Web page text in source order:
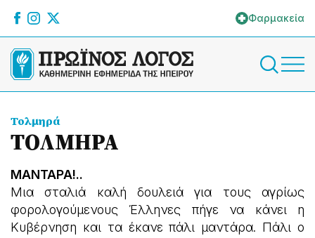
Φαρμακεία
Τολμηρά
ΤΟΛΜΗΡΑ
ΜΑΝΤΑΡΑ!..
Μια σταλιά καλή δουλειά για τους αγρίως
φορολογούμενους Έλληνες πήγε να κάνει η
Κυβέρνηση και τα έκανε πάλι μαντάρα. Πάλι ο